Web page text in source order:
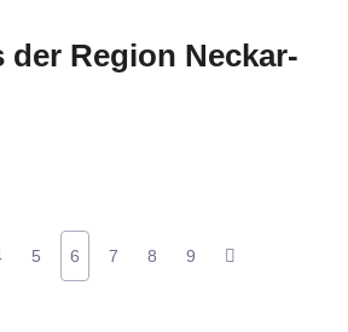
der Region Neckar-
5 6 7 8 9